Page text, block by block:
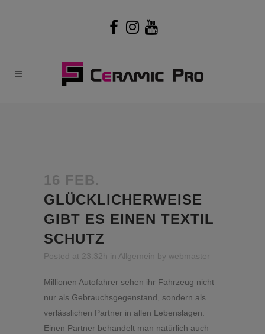
16 FEB.
GLÜCKLICHERWEISE
GIBT ES EINEN TEXTIL
SCHUTZ
Posted at 23:32h in Allgemein by webmaster
Millionen Autofahrer sehen ihr Fahrzeug nicht
nur als Gebrauchsgegenstand, sondern als
verlässlichen Partner in allen Lebenslagen.
Einen Partner behandelt man natürlich auch